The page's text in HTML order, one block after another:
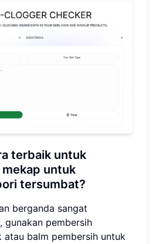
terbaik untuk
untuk
tersumbat?
berganda sangat
gunakan pembersih
atau balm pembersih untuk